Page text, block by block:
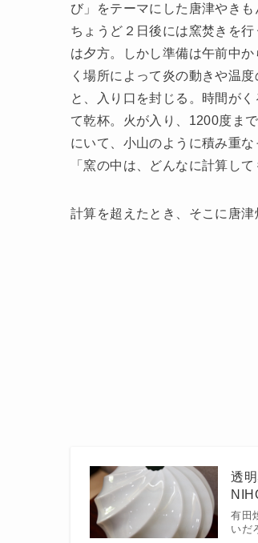
び」をテーマにした唐津やきも
ちょうど２日後には窯焚きを
は夕方。しかし準備は午前中
く場所によって炎の動きや温
と、入り口を封じる。時間が
て乾杯。火が入り、1200度ま
にいて、小山のように積み重
「窯の中は、どんなに計算し
計算を超えたとき、そこに唐
透
有田
いだ